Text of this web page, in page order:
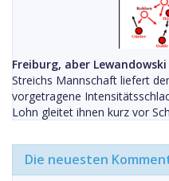
Freiburg, aber Lewandowski
Streichs Mannschaft liefert
vorgetragene
Lohn gleitet ihnen kurz vor
Die neuesten